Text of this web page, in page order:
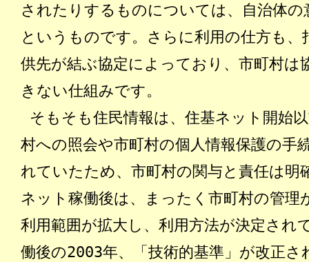
されたりするものについては、自治体
というものです。さらに利用の仕方も、
供先が結ぶ協定によっており、市町村は
きない仕組みです。
そもそも住民情報は、住基ネット開始
村への照会や市町村の個人情報保護の手
れていたため、市町村の関与と責任は明
ネット稼働後は、まったく市町村の管理
利用範囲が拡大し、利用方法が決定され
働後の2003年、「技術的基準」が改正さ